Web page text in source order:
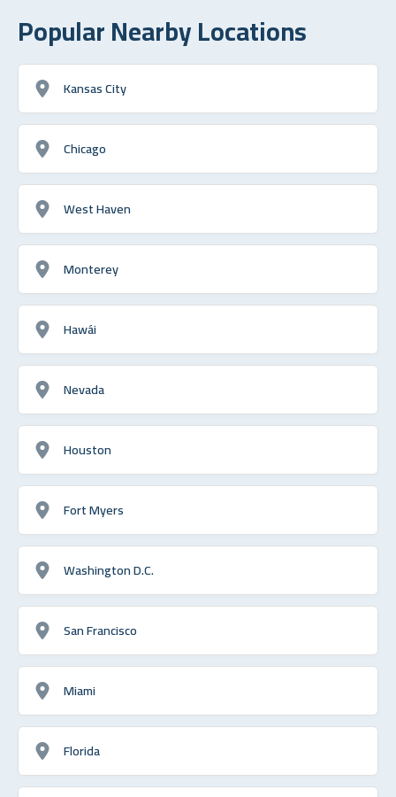
Popular Nearby Locations
Kansas City
Chicago
West Haven
Monterey
Hawái
Nevada
Houston
Fort Myers
Washington D.C.
San Francisco
Miami
Florida